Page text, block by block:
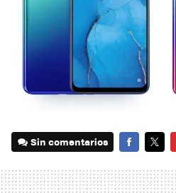
Sin comentarios